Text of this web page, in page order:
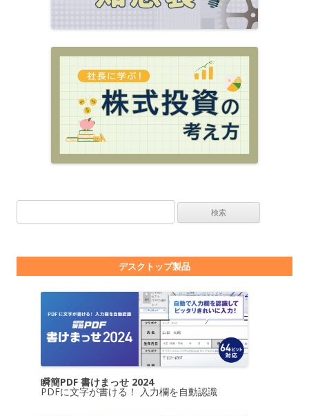
デスクトップ製品
瞬簡PDF 書けまっせ 2024
PDFに文字が書ける！ 入力欄を自動認識